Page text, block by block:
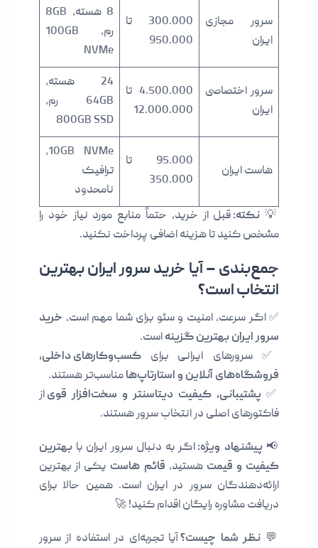
سرور مجازی
ایران
300.000 تا
950.000
8 هسته، 8GB
رم، 100GB
NVMe
سرور اختصاصی
ایران
4.500.000 تا
12.000.000
24 هسته،
64GB رم،
800GB SSD
هاست ایران
95.000 تا
350.000
10GB NVMe،
ترافیک
نامحدود
💡 نکته:قبل از خرید، حتماً منابع مورد نیاز خود را
مشخص کنید تا هزینه اضافی پرداخت نکنید.
جمع‌بندی – آیا خرید سرور ایران بهترین
انتخاب است؟
✅ اگر سرعت، امنیت و سئو برای شما مهم است، خرید
سرور ایران بهترین گزینهاست.
✅ سرورهای ایرانی برای کسب‌وکارهای داخلی،
فروشگاه‌های آنلاین و استارتاپ‌هامناسب‌تر هستند.
✅ پشتیبانی، کیفیت دیتاسنتر و سخت‌افزار قویاز
فاکتورهای اصلی در انتخاب سرور هستند.
📢پیشنهاد ویژه:اگر به دنبال سرور ایران با بهترین
کیفیت و قیمت هستید، قائم هاست یکی از بهترین
ارائه‌دهندگان سرور در ایران است. همین حالا برای
دریافت مشاوره رایگان اقدام کنید! 🚀
💬 نظر شما چیست؟آیا تجربه‌ای در استفاده از سرور